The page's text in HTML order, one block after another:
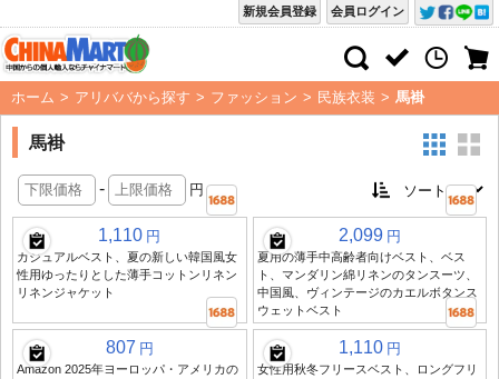
会員ログイン
新規会員登録
ホーム > アリババから探す > ファッション > 民族衣装 > 馬褂
馬褂
- 円
1,110 円
カジュアルベスト、夏の新しい韓国風女
性用ゆったりとした薄手コットンリネン
リネンジャケット
2,099 円
夏用の薄手中高齢者向けベスト、ベス
ト、マンダリン綿リネンのタンスーツ、
中国風、ヴィンテージのカエルボタンス
ウェットベスト
807 円
Amazon 2025年ヨーロッパ・アメリカの
1,110 円
女性用秋冬フリースベスト、ロングフリ